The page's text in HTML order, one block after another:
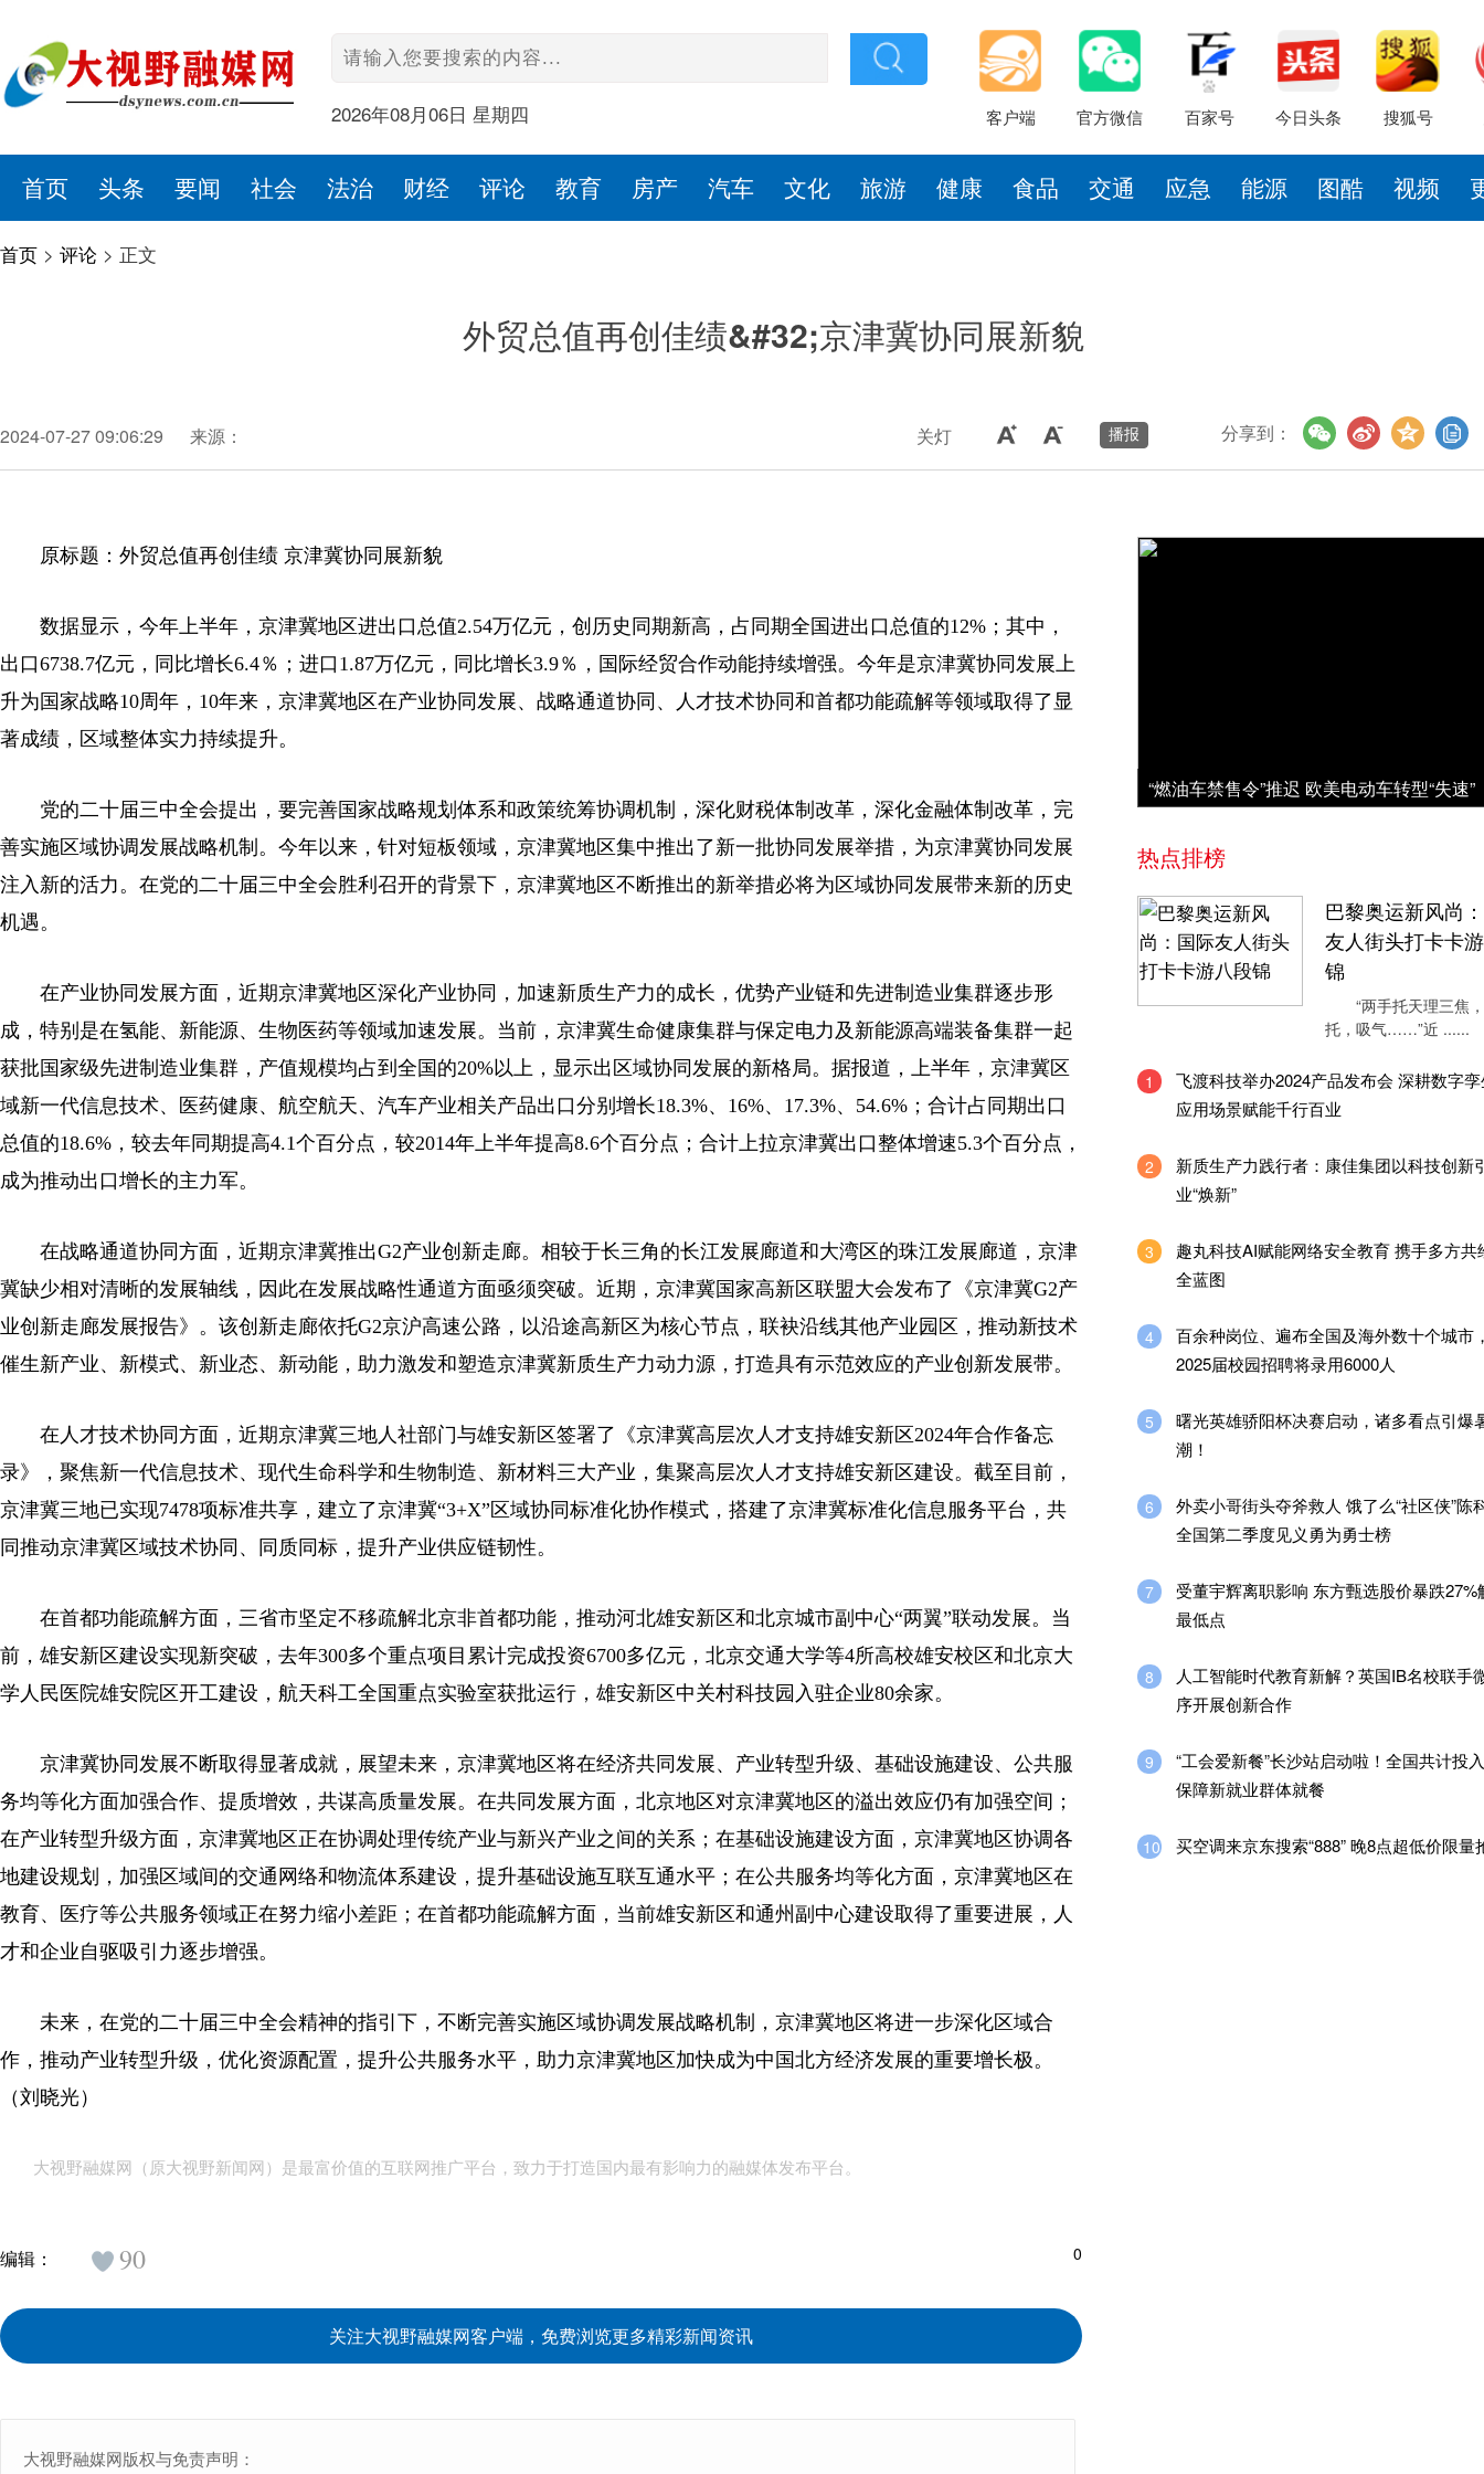
2026年08月06日 星期四 客户端 官方微信 百家号 今日头条 搜狐号
首页 头条 要闻 社会 法治 财经 评论 教育 房产 汽车 文化 旅游 健康 食品 交通 应急 能源 图酷 视频
首页 > 评论 > 正文
外贸总值再创佳绩&#32;京津冀协同展新貌
2024-07-27 09:06:29 来源： 关灯 分享到：
原标题：外贸总值再创佳绩 京津冀协同展新貌
数据显示，今年上半年，京津冀地区进出口总值2.54万亿元，创历史同期新高，占同期全国进出口总值的12%；其中，
出口6738.7亿元，同比增长6.4％；进口1.87万亿元，同比增长3.9％，国际经贸合作动能持续增强。今年是京津冀协同发展上
升为国家战略10周年，10年来，京津冀地区在产业协同发展、战略通道协同、人才技术协同和首都功能疏解等领域取得了显
著成绩，区域整体实力持续提升。
党的二十届三中全会提出，要完善国家战略规划体系和政策统筹协调机制，深化财税体制改革，深化金融体制改革，完
善实施区域协调发展战略机制。今年以来，针对短板领域，京津冀地区集中推出了新一批协同发展举措，为京津冀协同发展
注入新的活力。在党的二十届三中全会胜利召开的背景下，京津冀地区不断推出的新举措必将为区域协同发展带来新的历史
机遇。
在产业协同发展方面，近期京津冀地区深化产业协同，加速新质生产力的成长，优势产业链和先进制造业集群逐步形
成，特别是在氢能、新能源、生物医药等领域加速发展。当前，京津冀生命健康集群与保定电力及新能源高端装备集群一起
获批国家级先进制造业集群，产值规模均占到全国的20%以上，显示出区域协同发展的新格局。据报道，上半年，京津冀区
域新一代信息技术、医药健康、航空航天、汽车产业相关产品出口分别增长18.3%、16%、17.3%、54.6%；合计占同期出口
总值的18.6%，较去年同期提高4.1个百分点，较2014年上半年提高8.6个百分点；合计上拉京津冀出口整体增速5.3个百分点，
成为推动出口增长的主力军。
在战略通道协同方面，近期京津冀推出G2产业创新走廊。相较于长三角的长江发展廊道和大湾区的珠江发展廊道，京津
冀缺少相对清晰的发展轴线，因此在发展战略性通道方面亟须突破。近期，京津冀国家高新区联盟大会发布了《京津冀G2产
业创新走廊发展报告》。该创新走廊依托G2京沪高速公路，以沿途高新区为核心节点，联袂沿线其他产业园区，推动新技术
催生新产业、新模式、新业态、新动能，助力激发和塑造京津冀新质生产力动力源，打造具有示范效应的产业创新发展带。
在人才技术协同方面，近期京津冀三地人社部门与雄安新区签署了《京津冀高层次人才支持雄安新区2024年合作备忘
录》，聚焦新一代信息技术、现代生命科学和生物制造、新材料三大产业，集聚高层次人才支持雄安新区建设。截至目前，
京津冀三地已实现7478项标准共享，建立了京津冀“3+X”区域协同标准化协作模式，搭建了京津冀标准化信息服务平台，共
同推动京津冀区域技术协同、同质同标，提升产业供应链韧性。
在首都功能疏解方面，三省市坚定不移疏解北京非首都功能，推动河北雄安新区和北京城市副中心“两翼”联动发展。当
前，雄安新区建设实现新突破，去年300多个重点项目累计完成投资6700多亿元，北京交通大学等4所高校雄安校区和北京大
学人民医院雄安院区开工建设，航天科工全国重点实验室获批运行，雄安新区中关村科技园入驻企业80余家。
京津冀协同发展不断取得显著成就，展望未来，京津冀地区将在经济共同发展、产业转型升级、基础设施建设、公共服
务均等化方面加强合作、提质增效，共谋高质量发展。在共同发展方面，北京地区对京津冀地区的溢出效应仍有加强空间；
在产业转型升级方面，京津冀地区正在协调处理传统产业与新兴产业之间的关系；在基础设施建设方面，京津冀地区协调各
地建设规划，加强区域间的交通网络和物流体系建设，提升基础设施互联互通水平；在公共服务均等化方面，京津冀地区在
教育、医疗等公共服务领域正在努力缩小差距；在首都功能疏解方面，当前雄安新区和通州副中心建设取得了重要进展，人
才和企业自驱吸引力逐步增强。
未来，在党的二十届三中全会精神的指引下，不断完善实施区域协调发展战略机制，京津冀地区将进一步深化区域合
作，推动产业转型升级，优化资源配置，提升公共服务水平，助力京津冀地区加快成为中国北方经济发展的重要增长极。
（刘晓光）
大视野融媒网（原大视野新闻网）是最富价值的互联网推广平台，致力于打造国内最有影响力的融媒体发布平台。
编辑： 90 0
关注大视野融媒网客户端，免费浏览更多精彩新闻资讯
大视野融媒网版权与免责声明：
“燃油车禁售令”推迟 欧美电动车转型“失速”
热点排榜
巴黎奥运新风尚
友人街头打卡卡
锦
“两手托天理三焦
托，吸气……”近 ......
1
飞渡科技举办2024产品发布会 深耕数字
应用场景赋能千行百业
2
新质生产力践行者：康佳集团以科技创新
业“焕新”
3
趣丸科技AI赋能网络安全教育 携手多方共
全蓝图
4
百余种岗位、遍布全国及海外数十个城市
2025届校园招聘将录用6000人
5
曙光英雄骄阳杯决赛启动，诸多看点引爆
潮！
6
外卖小哥街头夺斧救人 饿了么“社区侠”陈
全国第二季度见义勇为勇士榜
7
受董宇辉离职影响 东方甄选股价暴跌27%
最低点
8
人工智能时代教育新解？英国IB名校联手
序开展创新合作
9
“工会爱新餐”长沙站启动啦！全国共计投
保障新就业群体就餐
10 买空调来京东搜索“888” 晚8点超低价限量